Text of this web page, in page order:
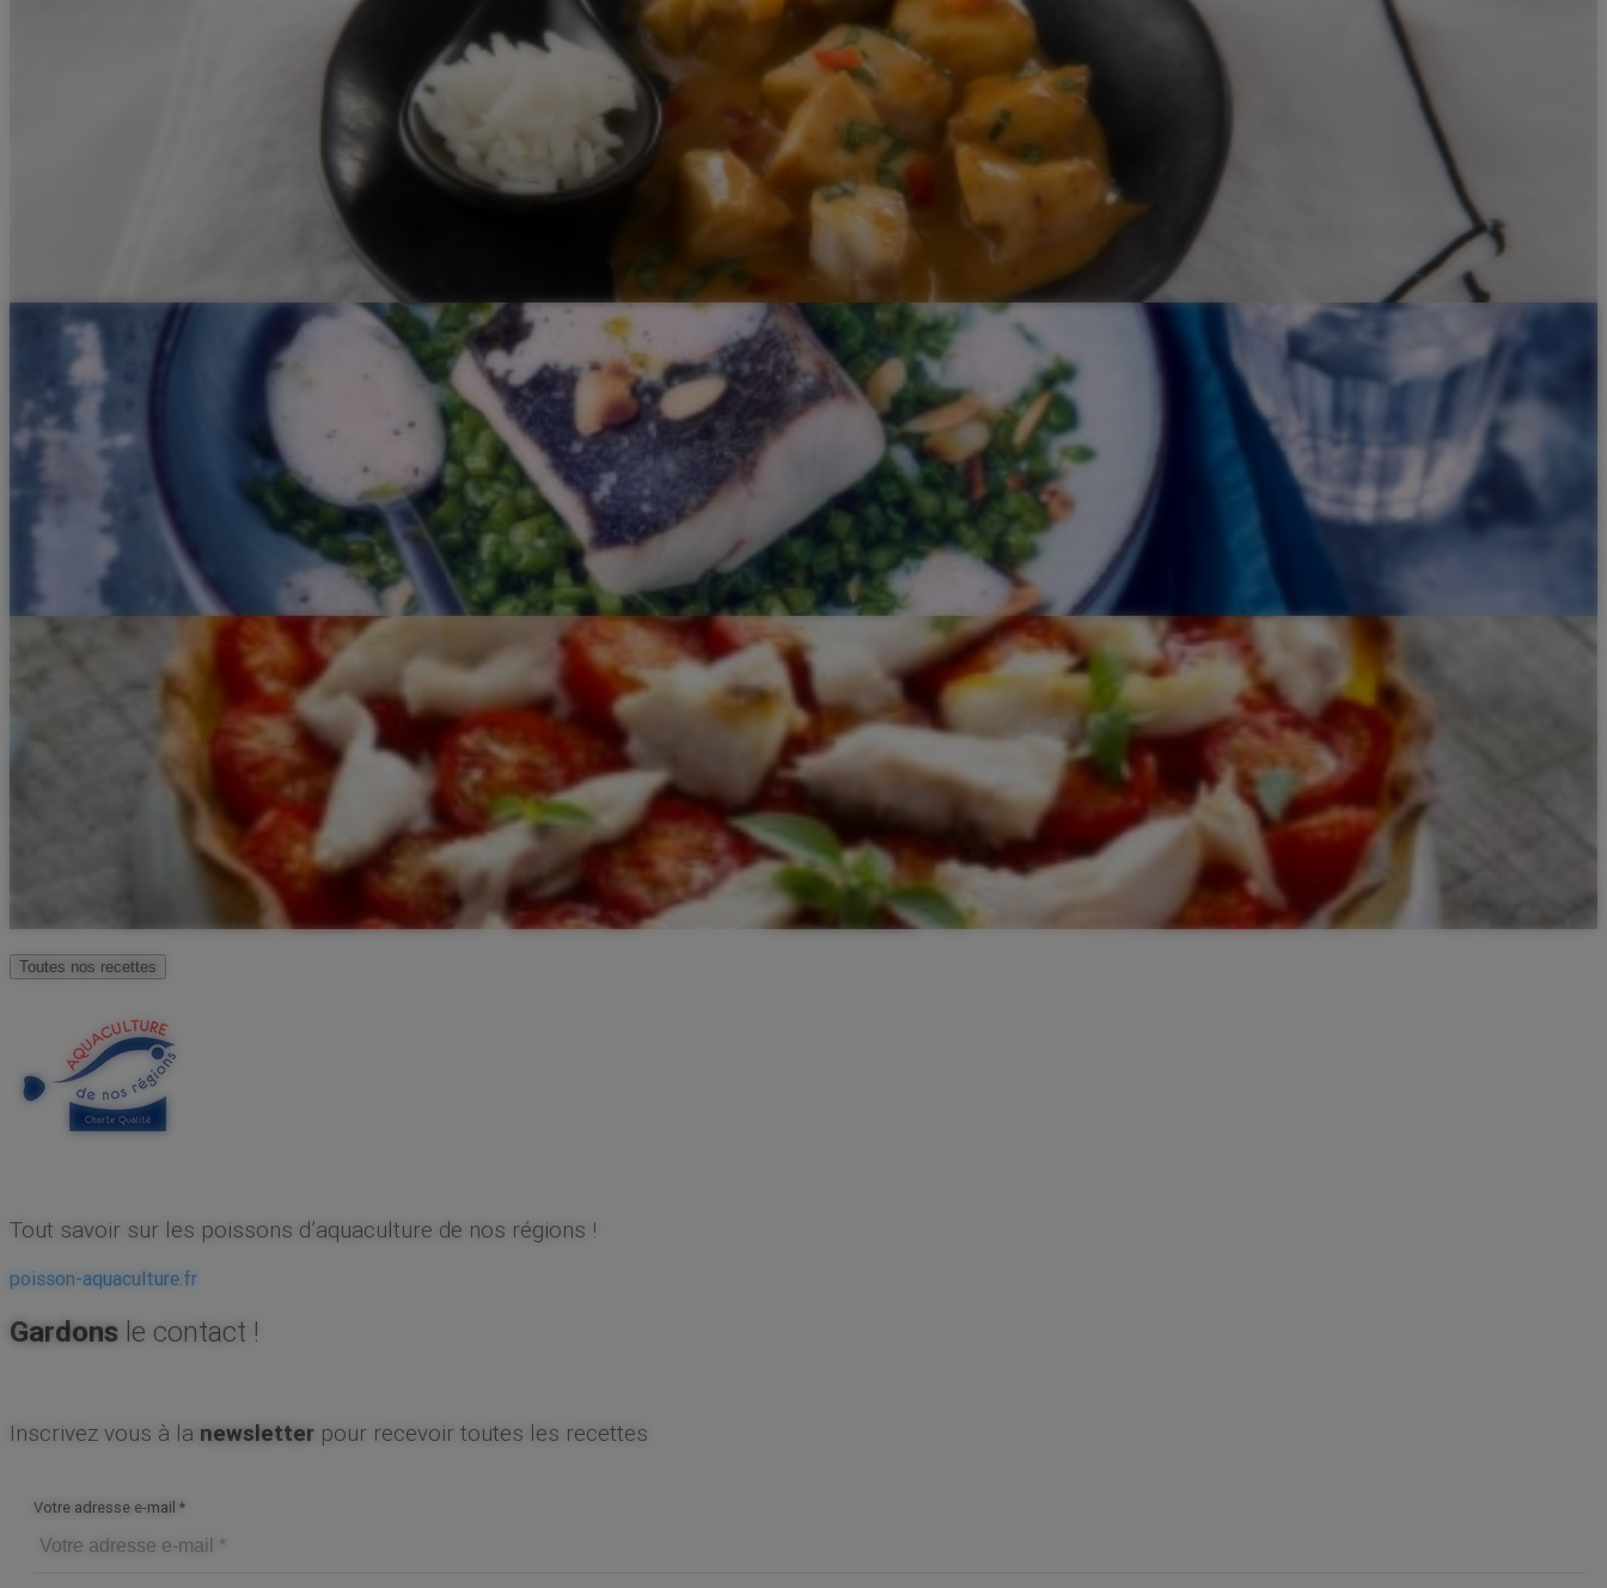
Toutes nos recettes
Tout savoir sur les poissons d’aquaculture de nos régions !
poisson-aquaculture.fr
Gardons le contact !
Inscrivez vous à la newsletter pour recevoir toutes les recettes
Votre adresse e-mail *